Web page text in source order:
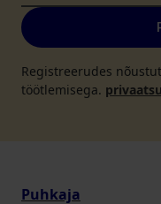
Registreerudes
töötlemisega.
Puhkaja